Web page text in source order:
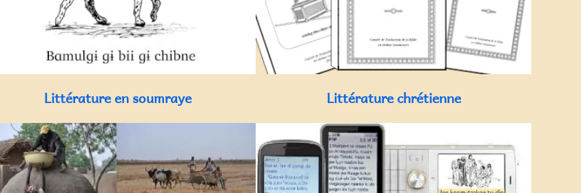
Littérature en soumraye Littérature chrétienne